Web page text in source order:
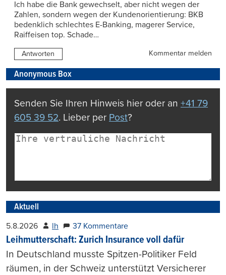
Ich habe die Bank gewechselt, aber nicht wegen der
Zahlen, sondern wegen der Kundenorientierung: BKB
bedenklich schlechtes E-Banking, magerer Service,
Raiffeisen top. Schade…
Antworten Kommentar melden
Anonymous Box
Senden Sie Ihren Hinweis hier oder an +41 79
605 39 52. Lieber per Post?
Aktuell
5.8.2026 lh 37 Kommentare
Leihmutterschaft: Zurich Insurance voll dafür
In Deutschland musste Spitzen-Politiker Feld
räumen, in der Schweiz unterstützt Versicherer